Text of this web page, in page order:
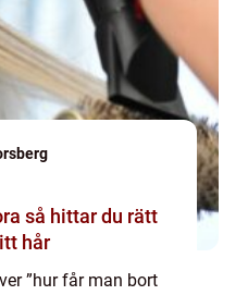
hår
”hur får man bort